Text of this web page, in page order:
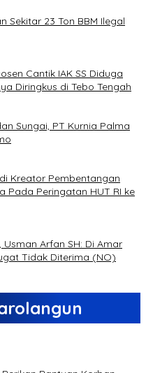
Sekitar 23 Ton BBM Ilegal
Cantik IAK SS Diduga
Diringkus di Tebo Tengah
Sungai, PT Kurnia Palma
Kreator Pembentangan
Pada Peringatan HUT RI ke
Arfan SH: Di Amar
Tidak Diterima (NO)